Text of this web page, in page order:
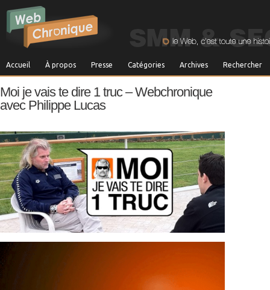
Accueil À propos Presse Catégories Archives Rechercher
Moi je vais te dire 1 truc – Webchronique
avec Philippe Lucas